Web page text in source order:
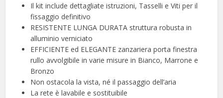
Il kit include dettagliate istruzioni, Tasselli e Viti per il
fissaggio definitivo
RESISTENTE LUNGA DURATA struttura robusta in
alluminio verniciato
EFFICIENTE ed ELEGANTE zanzariera porta finestra
rullo avvolgibile in varie misure in Bianco, Marrone e
Bronzo
Non ostacola la vista, né il passaggio dell’aria
La rete è lavabile e sostituibile